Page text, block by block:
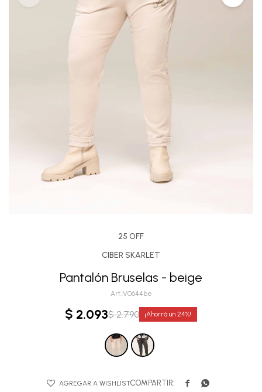
25 OFF
CIBER SKARLET
Pantalón Bruselas - beige
V0644be
$ 2.093$ 2.790 24
 